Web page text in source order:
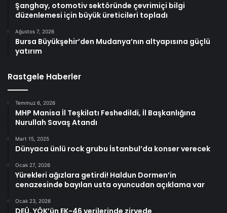
Şanghay, otomotiv sektöründe çevrimiçi bilgi
düzenlemesi için büyük üreticileri topladı
Ağustos 7, 2026
Bursa Büyükşehir’den Mudanya’nın altyapısına güçlü
yatırım
Rastgele Haberler
Temmuz 6, 2026
MHP Manisa İl Teşkilatı Feshedildi, İl Başkanlığına
Nurullah Savaş Atandı
Mart 15, 2025
Dünyaca ünlü rock grubu İstanbul’da konser verecek
Ocak 27, 2026
Yürekleri ağızlara getirdi! Haldun Dormen’in
cenazesinde bayılan usta oyuncudan açıklama var
Ocak 23, 2026